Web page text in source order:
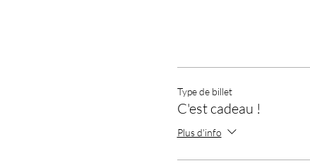
Type de billet
C'est cadeau !
Plus d'info